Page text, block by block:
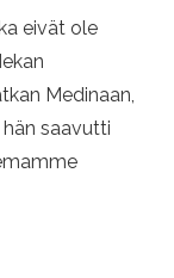
eivät ole
Medinaan,
saavutti